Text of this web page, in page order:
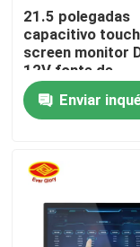
Controle de
Fale Conosco
notícias
Pedir um
Painel de
21.5 polegadas
capacitivo touch
screen monitor
12V fonte de
alimentação
Desktop/Wall
Opcional
Enviar